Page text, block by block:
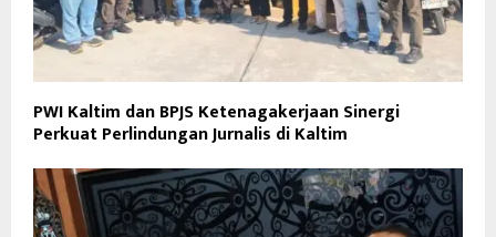
PWI Kaltim dan BPJS Ketenagakerjaan Sinergi
Perkuat Perlindungan Jurnalis di Kaltim